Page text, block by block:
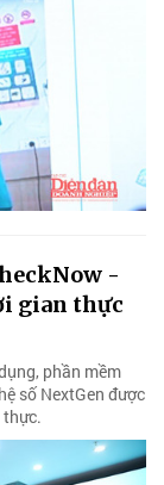
-
gian thực
phần mềm
số NextGen được